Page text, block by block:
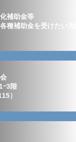
補助金等
種補助金を受けたい方
ｰ3階
）